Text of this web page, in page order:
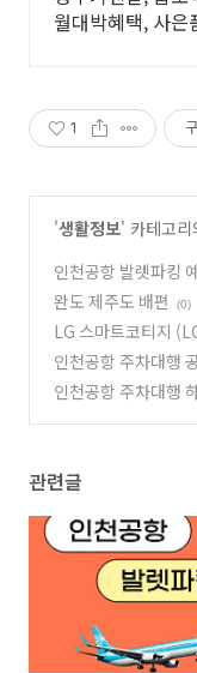
월대박혜택, 사은
1
'생활정보' 카테고
인천공항 발렛파킹
완도 제주도 배편 (0)
LG 스마트코티지
자 모듈러주택 가격
인천공항 주차대행
루발렛(하이파킹)
(0)
인천공항 주차대행
관련글